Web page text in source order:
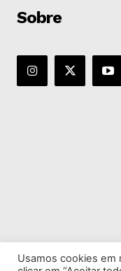
Sobre
Usamos cookies em